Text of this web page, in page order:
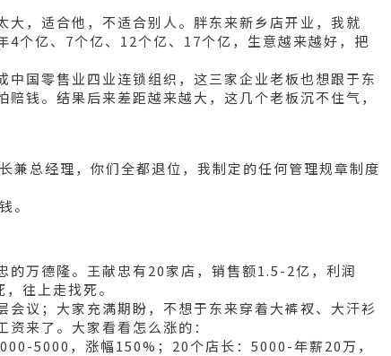
，适合他，不适合别人。胖东来新乡店开业，我就
4个亿、7个亿、12个亿、17个亿，生意越来越好，把
国零售业四业连锁组织，这三家企业老板也想跟于东
钱。结果后来差距越来越大，这几个老板沉不住气，
兼总经理，你们全都退位，我制定的任何管理规章制度
。
的万德隆。王献忠有20家店，销售额1.5-2亿，利润
往上走找死。
议；大家充满期盼，不想于东来穿着大裤衩、大汗衫
来了。大家看看怎么涨的：
5000，涨幅150%；20个店长：5000-年薪20万，